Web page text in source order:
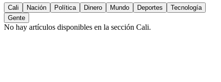
Cali Nación Política Dinero Mundo Deportes
Tecnología
Gente
No hay artículos disponibles en la sección Cali.